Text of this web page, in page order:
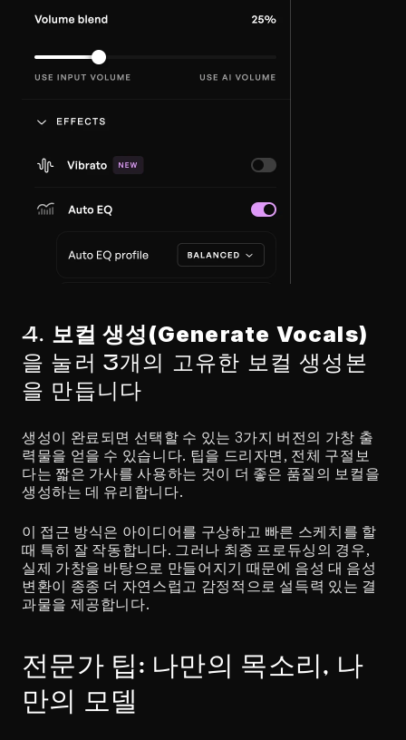
4. 보컬 생성(Generate Vocals)
을 눌러 3개의 고유한 보컬 생성본
을 만듭니다
생성이 완료되면 선택할 수 있는 3가지 버전의 가창 출
력물을 얻을 수 있습니다. 팁을 드리자면, 전체 구절보
다는 짧은 가사를 사용하는 것이 더 좋은 품질의 보컬을
생성하는 데 유리합니다.
이 접근 방식은 아이디어를 구상하고 빠른 스케치를 할
때 특히 잘 작동합니다. 그러나 최종 프로듀싱의 경우,
실제 가창을 바탕으로 만들어지기 때문에 음성 대 음성
변환이 종종 더 자연스럽고 감정적으로 설득력 있는 결
과물을 제공합니다.
전문가 팁: 나만의 목소리, 나
만의 모델